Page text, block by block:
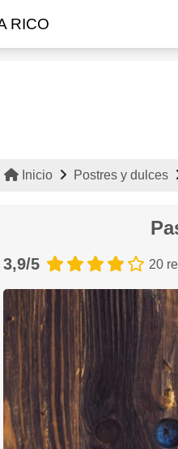
RICO
Inicio Postres y dulces
3,9/5 20